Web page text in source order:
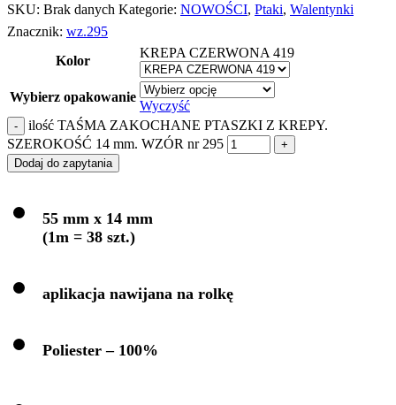
SKU: Brak danych Kategorie: NOWOŚCI, Ptaki, Walentynki
Znacznik: wz.295
Kolor
KREPA CZERWONA 419
Wybierz opakowanie
Wyczyść
ilość TAŚMA ZAKOCHANE PTASZKI Z KREPY.
SZEROKOŚĆ 14 mm. WZÓR nr 295
Dodaj do zapytania
55 mm x 14 mm
(1m = 38 szt.)
aplikacja nawijana na rolkę
Poliester – 100%